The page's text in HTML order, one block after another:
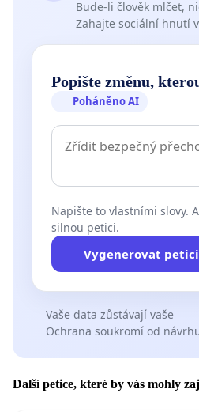
Bude-li člověk mlčet,
Zahajte sociální hnutí
Popište změnu,
Poháněno AI
Napište to vlastními slovy.
silnou petici.
Vygenerovat petici
Vaše data zůstávají vaše
Ochrana soukromí od
Další petice, které by vás mohly